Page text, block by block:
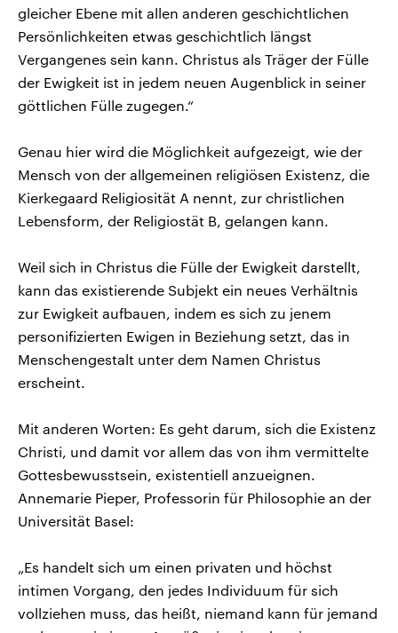
gleicher Ebene mit allen anderen geschichtlichen
Persönlichkeiten etwas geschichtlich längst
Vergangenes sein kann. Christus als Träger der Fülle
der Ewigkeit ist in jedem neuen Augenblick in seiner
göttlichen Fülle zugegen.“
Genau hier wird die Möglichkeit aufgezeigt, wie der
Mensch von der allgemeinen religiösen Existenz, die
Kierkegaard Religiosität A nennt, zur christlichen
Lebensform, der Religiostät B, gelangen kann.
Weil sich in Christus die Fülle der Ewigkeit darstellt,
kann das existierende Subjekt ein neues Verhältnis
zur Ewigkeit aufbauen, indem es sich zu jenem
personifizierten Ewigen in Beziehung setzt, das in
Menschengestalt unter dem Namen Christus
erscheint.
Mit anderen Worten: Es geht darum, sich die Existenz
Christi, und damit vor allem das von ihm vermittelte
Gottesbewusstsein, existentiell anzueignen.
Annemarie Pieper, Professorin für Philosophie an der
Universität Basel:
„Es handelt sich um einen privaten und höchst
intimen Vorgang, den jedes Individuum für sich
vollziehen muss, das heißt, niemand kann für jemand